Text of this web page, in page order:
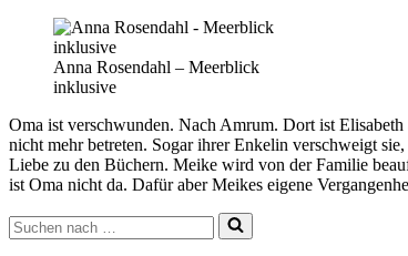
Anna Rosendahl – Meerblick
inklusive
Oma ist verschwunden. Nach Amrum. Dort ist Elisabeth
nicht mehr betreten. Sogar ihrer Enkelin verschweigt
Liebe zu den Büchern. Meike wird von der Familie
ist Oma nicht da. Dafür aber Meikes eigene
Suchen
nach …